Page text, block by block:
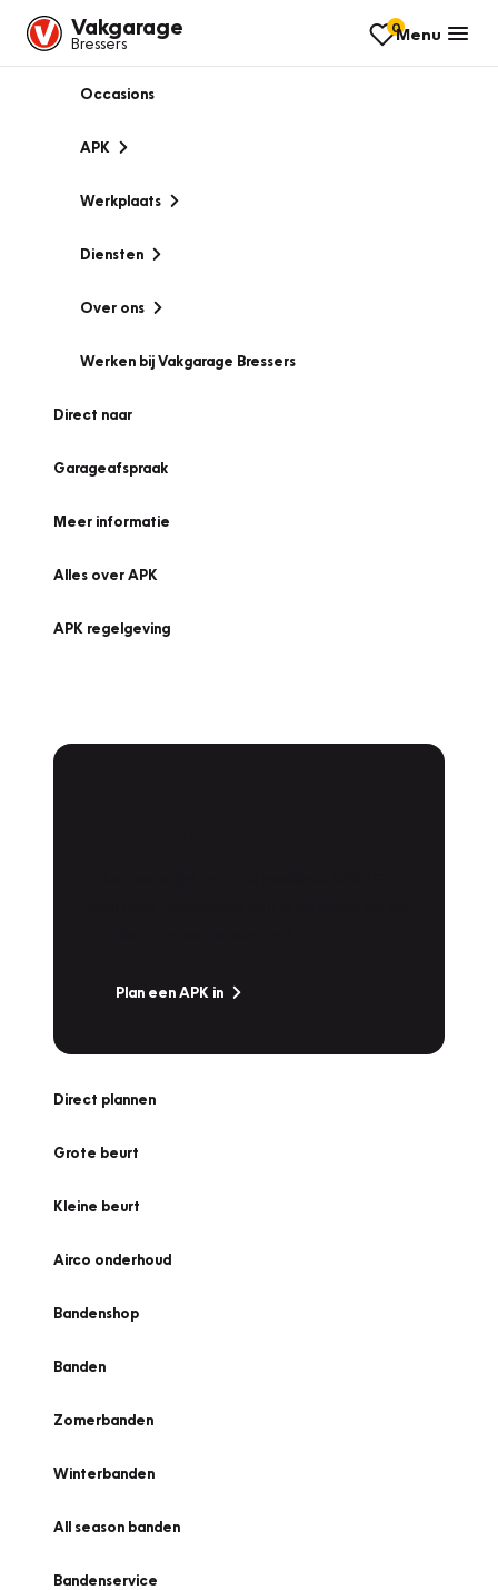
Vakgarage
Bressers
0Menu
Occasions
APK
Werkplaats
Diensten
Over ons
Werken bij Vakgarage Bressers
Direct naar
Garageafspraak
Meer informatie
Alles over APK
APK regelgeving
Plan een APK in
Direct plannen
Grote beurt
Kleine beurt
Airco onderhoud
Bandenshop
Banden
Zomerbanden
Winterbanden
All season banden
Bandenservice